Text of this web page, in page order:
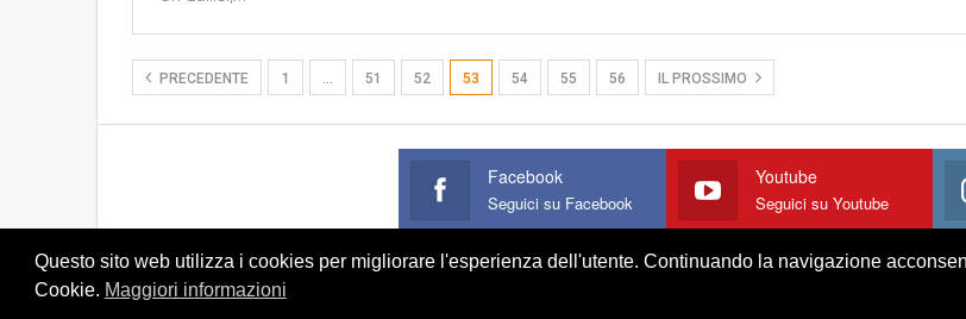
PRECEDENTE 1 … 51 52 53 54 55 56 IL PROSSIMO
Facebook
Seguici su Facebook
Youtube
Seguici su Youtube
© 2026 - U.S. Primiero Orienteering. Tutti i diritti riservati.
Questo sito web utilizza i cookies per migliorare l'esperienza dell'utente. Continuando la navigazione
Cookie. Maggiori informazioni